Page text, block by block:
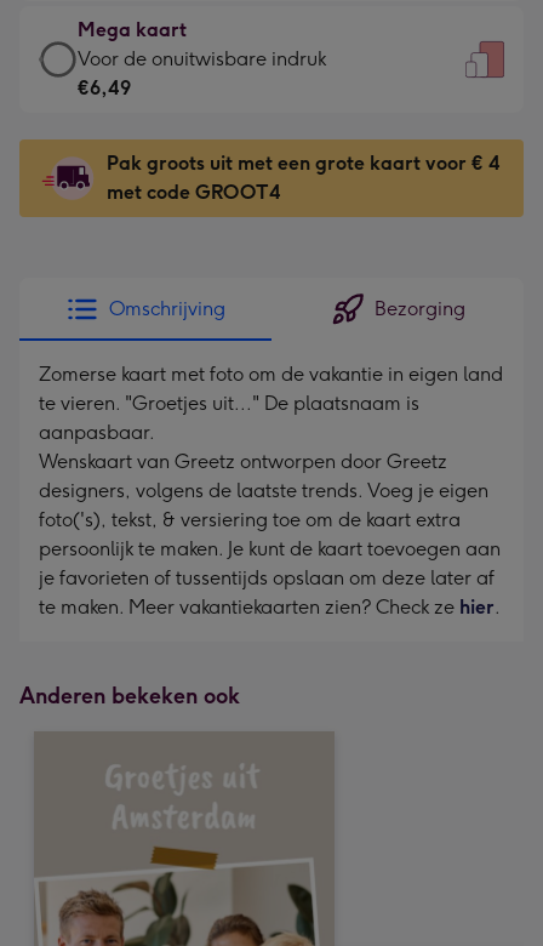
kleine
gelukwens
-
120
x
160
mm
€4,79
-
Meest
gekozen
Dimensions:
167
x
Mega kaart
Mega
kaart
€6,49
-
Voor
-
Dimensions:
241
x
333
mm
Voor de onuitwisbare indruk
€6,49
Pak groots uit met een grote kaart voor € 4
met code GROOT4
Omschrijving Bezorging
Zomerse kaart met foto om de vakantie in eigen land
te vieren. "Groetjes uit..." De plaatsnaam is
aanpasbaar.
Wenskaart van Greetz ontworpen door Greetz
designers, volgens de laatste trends. Voeg je eigen
foto('s), tekst, & versiering toe om de kaart extra
persoonlijk te maken. Je kunt de kaart toevoegen aan
je favorieten of tussentijds opslaan om deze later af
te maken. Meer vakantiekaarten zien? Check ze hier.
Anderen bekeken ook